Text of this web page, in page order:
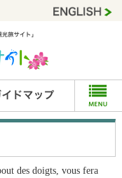
des doigts, vous fera